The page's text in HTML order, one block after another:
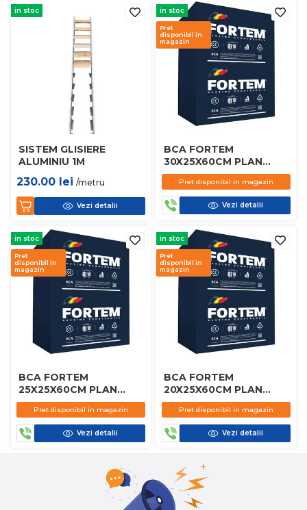
in stoc
SISTEM GLISIERE
ALUMINIU 1M
230.00 lei /metru
Vezi detalii
in stoc
Pret
disponibil in
magazin
BCA FORTEM
30X25X60CM PLAN
D450
Pret disponibil in magazin
Vezi detalii
in stoc
Pret
disponibil in
magazin
BCA FORTEM
25X25X60CM PLAN
D450
Pret disponibil in magazin
Vezi detalii
in stoc
Pret
disponibil in
magazin
BCA FORTEM
20X25X60CM PLAN
D450
Pret disponibil in magazin
Vezi detalii